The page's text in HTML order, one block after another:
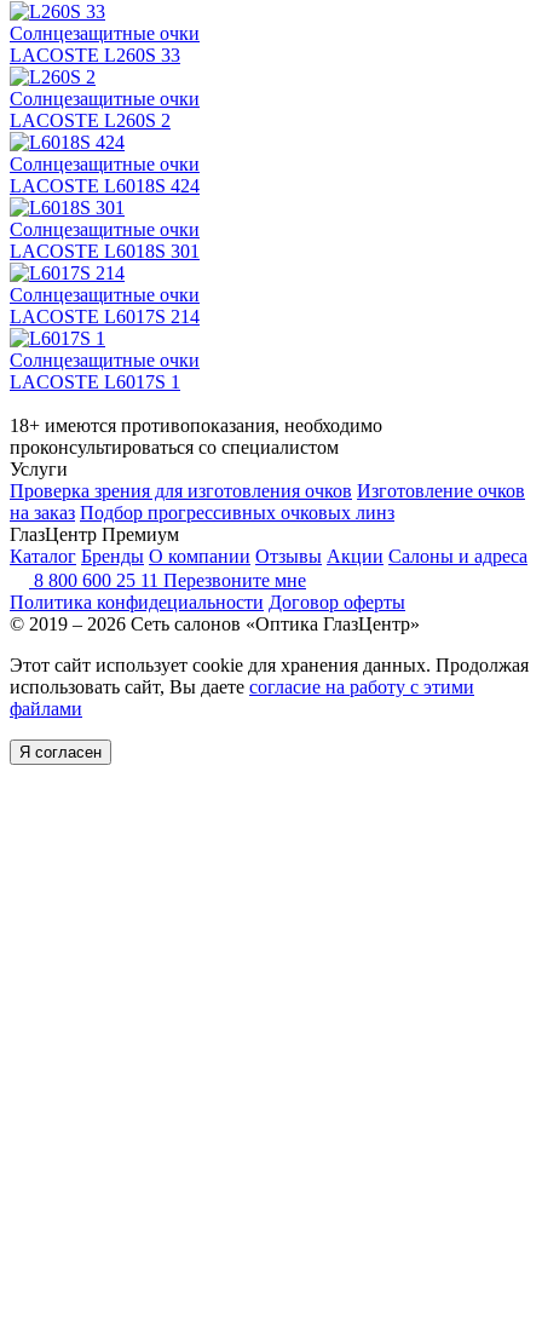
Солнцезащитные очки
LACOSTE L260S 33
Солнцезащитные очки
LACOSTE L260S 2
Солнцезащитные очки
LACOSTE L6018S 424
Солнцезащитные очки
LACOSTE L6018S 301
Солнцезащитные очки
LACOSTE L6017S 214
Солнцезащитные очки
LACOSTE L6017S 1
18+ имеются противопоказания, необходимо
проконсультироваться со специалистом
Услуги
Проверка зрения для изготовления очков Изготовление очков
на заказ Подбор прогрессивных очковых линз
ГлазЦентр Премиум
Каталог Бренды О компании Отзывы Акции Салоны и адреса
8 800 600 25 11 Перезвоните мне
Политика конфидециальности Договор оферты
© 2019 – 2026 Сеть салонов «Оптика ГлазЦентр»
Этот сайт использует cookie для хранения данных. Продолжая
использовать сайт, Вы даете согласие на работу с этими
файлами
Я согласен